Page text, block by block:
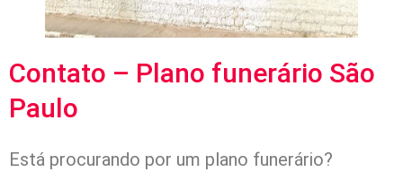
Contato – Plano funerário São
Paulo
Está procurando por um plano funerário?